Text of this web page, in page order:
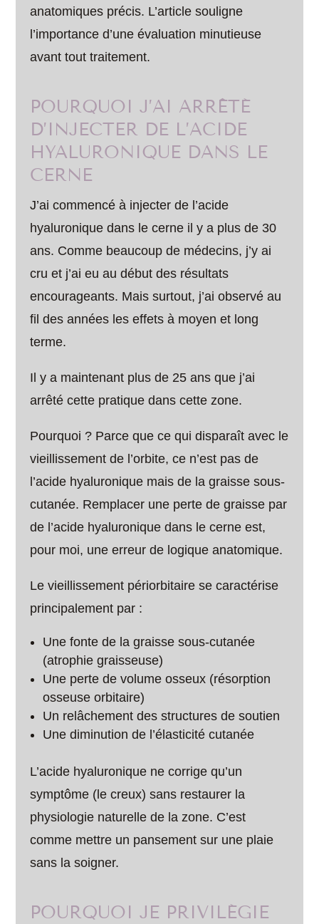
anatomiques précis. L’article souligne
l’importance d’une évaluation minutieuse
avant tout traitement.
POURQUOI J’AI ARRÊTÉ
D’INJECTER DE L’ACIDE
HYALURONIQUE DANS LE
CERNE
J’ai commencé à injecter de l’acide
hyaluronique dans le cerne il y a plus de 30
ans. Comme beaucoup de médecins, j’y ai
cru et j’ai eu au début des résultats
encourageants. Mais surtout, j’ai observé au
fil des années les effets à moyen et long
terme.
Il y a maintenant plus de 25 ans que j’ai
arrêté cette pratique dans cette zone.
Pourquoi ? Parce que ce qui disparaît avec le
vieillissement de l’orbite, ce n’est pas de
l’acide hyaluronique mais de la graisse sous-
cutanée. Remplacer une perte de graisse par
de l’acide hyaluronique dans le cerne est,
pour moi, une erreur de logique anatomique.
Le vieillissement périorbitaire se caractérise
principalement par :
Une fonte de la graisse sous-cutanée
(atrophie graisseuse)
Une perte de volume osseux (résorption
osseuse orbitaire)
Un relâchement des structures de soutien
Une diminution de l’élasticité cutanée
L’acide hyaluronique ne corrige qu’un
symptôme (le creux) sans restaurer la
physiologie naturelle de la zone. C’est
comme mettre un pansement sur une plaie
sans la soigner.
POURQUOI JE PRIVILÉGIE